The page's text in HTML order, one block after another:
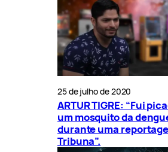
25 de julho de 2020
ARTUR TIGRE: “Fui
um mosquito da
durante uma
Tribuna”.